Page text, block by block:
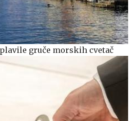
gruče morskih cvetač